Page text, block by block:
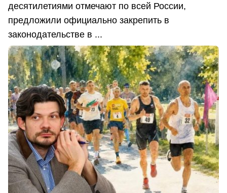
десятилетиями отмечают по всей России,
предложили официально закрепить в
законодательстве в ...